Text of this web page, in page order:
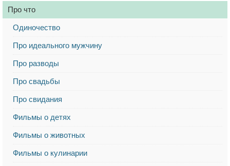
Про что
Одиночество
Про идеального мужчину
Про разводы
Про свадьбы
Про свидания
Фильмы о детях
Фильмы о животных
Фильмы о кулинарии